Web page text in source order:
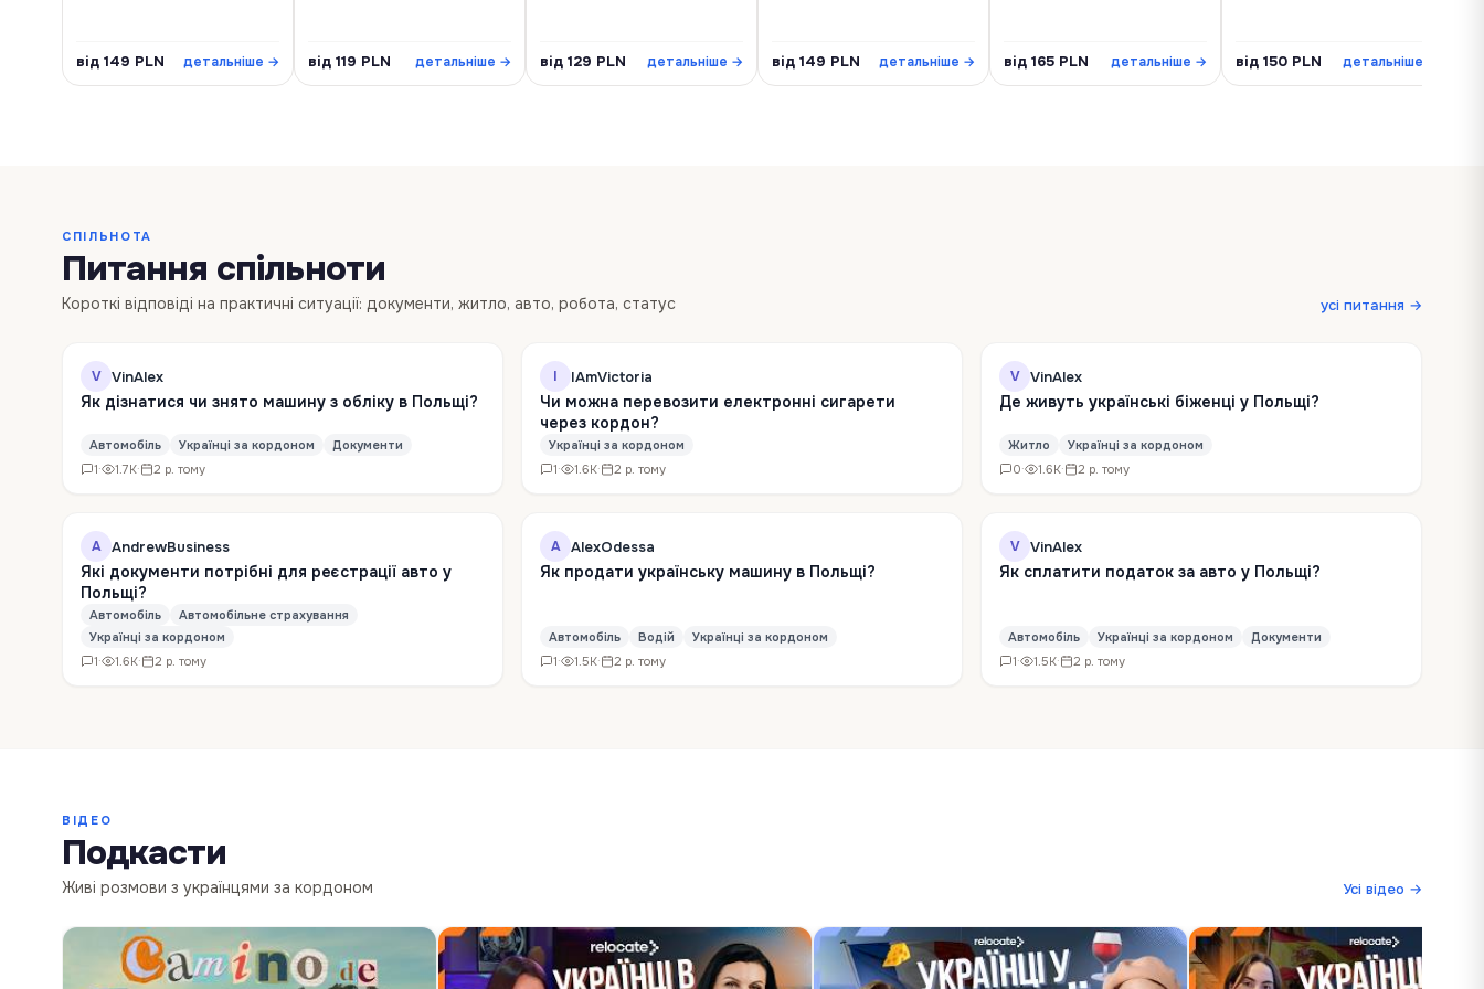
від 149 PLN детальніше → від 119 PLN детальніше → від 129 PLN детальніше → від 149 PLN детальніше → від 165 PLN детальніше → від 150 PLN детальніше →
СПІЛЬНОТА
Питання спільноти
Короткі відповіді на практичні ситуації: документи, житло, авто, робота, статус усі питання →
V VinAlex
Як дізнатися чи знято машину з обліку в Польщі?
Автомобіль Українці за кордоном
Документи
1· 1.7K· 2 р. тому
I IAmVictoria
Чи можна перевозити електронні сигарети
через кордон?
Українці за кордоном
1· 1.6K· 2 р. тому
V VinAlex
Де живуть українські біженці у Польщі?
Житло
Українці за кордоном
0· 1.6K· 2 р. тому
A AndrewBusiness
Які документи потрібні для реєстрації авто у
Польщі?
Автомобіль
Автомобільне страхування
Українці за кордоном
1· 1.6K· 2 р. тому
A AlexOdessa
Як продати українську машину в Польщі?
Автомобіль Водій
Українці за кордоном
1· 1.5K· 2 р. тому
V VinAlex
Як сплатити податок за авто у Польщі?
Автомобіль Українці за кордоном
Документи
1· 1.5K· 2 р. тому
ВІДЕО
Подкасти
Живі розмови з українцями за кордоном Усі відео →